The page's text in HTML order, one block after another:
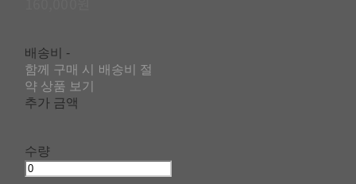
배송비 -
함께 구매 시 배송비 절
약 상품 보기
추가 금액
수량